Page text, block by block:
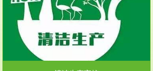
安全评价
安全评价安全评价目的是查找、分析和预测工
程、系统、生产经营活...